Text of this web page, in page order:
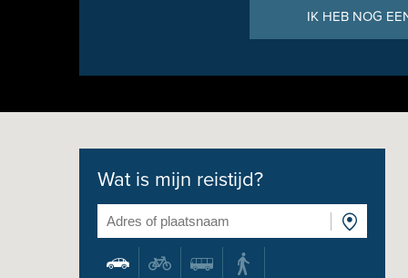
IK HEB NOG
Wat is mijn reistijd?